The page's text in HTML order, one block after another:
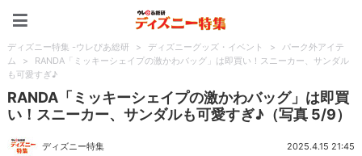
ディズニー特集 -ウレぴあ総研 > ディズニーグッズ・イベント >
パーク外アイテ
ム
>
RANDA「ミッキーシェイプの激かわバッグ」は即買い！スニーカー、サンダル
も可愛すぎ♪
RANDA「ミッキーシェイプの激かわバッグ」は即買
い！スニーカー、サンダルも可愛すぎ♪（写真 5/9）
ディズニー特集 2025.4.15 21:45